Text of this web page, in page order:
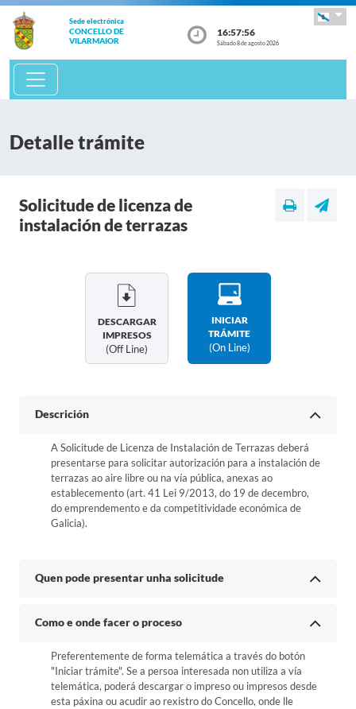
Sede electrónica
CONCELLO DE
VILARMAIOR
16:57:57
Sábado 8 de agosto 2026
Detalle trámite
Solicitude de licenza de
instalación de terrazas
DESCARGAR
IMPRESOS
(off Line)
INICIAR
TRÁMITE
(on Line)
Descrición
A Solicitude de Licenza de Instalación de Terrazas deberá
presentarse para solicitar autorización para a instalación de
terrazas ao aire libre ou na vía pública, anexas ao
establecemento (art. 41 Lei 9/2013, do 19 de decembro,
do emprendemento e da competitividade económica de
Galicia).
Quen pode presentar unha solicitude
Como e onde facer o proceso
Preferentemente de forma telemática a través do botón
"Iniciar trámite". Se a persoa interesada non utiliza a vía
telemática, poderá descargar o impreso ou impresos desde
esta páxina ou acudir ao rexistro do Concello, onde lle